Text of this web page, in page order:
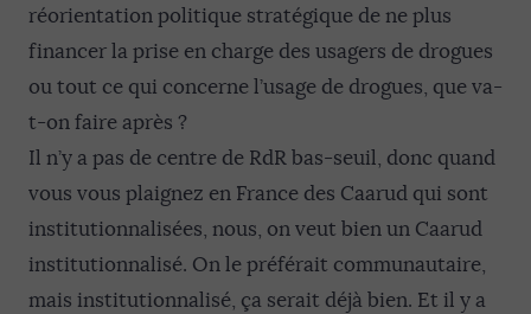
réorientation politique stratégique de ne plus
financer la prise en charge des usagers de drogues
ou tout ce qui concerne l’usage de drogues, que va-
t-on faire après ?
Il n’y a pas de centre de RdR bas-seuil, donc quand
vous vous plaignez en France des Caarud qui sont
institutionnalisées, nous, on veut bien un Caarud
institutionnalisé. On le préférait communautaire,
mais institutionnalisé, ça serait déjà bien. Et il y a